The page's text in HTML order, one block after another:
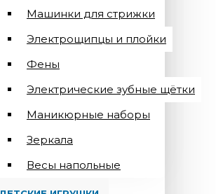
Машинки для стрижки
Электрощипцы и плойки
Фены
Электрические зубные щётки
Маникюрные наборы
Зеркала
Весы напольные